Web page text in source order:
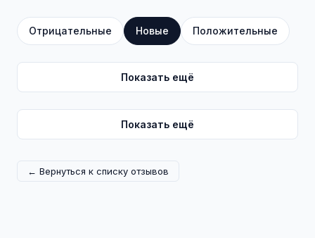
Отрицательные Новые Положительные
Показать ещё
Показать ещё
← Вернуться к списку отзывов